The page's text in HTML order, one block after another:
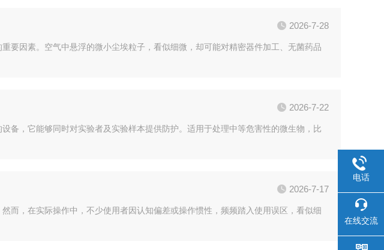
2026-7-28
要因素。空气中悬浮的微小尘埃粒子，看似细微，却可能对精密器件加工、无菌药品
2026-7-22
备，它能够同时对实验者及实验样本提供防护。适用于处理中等危害性的微生物，比
2026-7-17
而，在实际操作中，不少使用者因认知偏差或操作惯性，频频踏入使用误区，看似细
电话
在线交流